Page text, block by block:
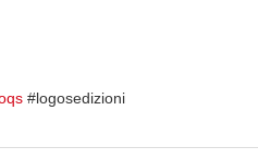
#logosedizioni